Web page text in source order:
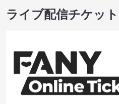
ライブ配信チケット